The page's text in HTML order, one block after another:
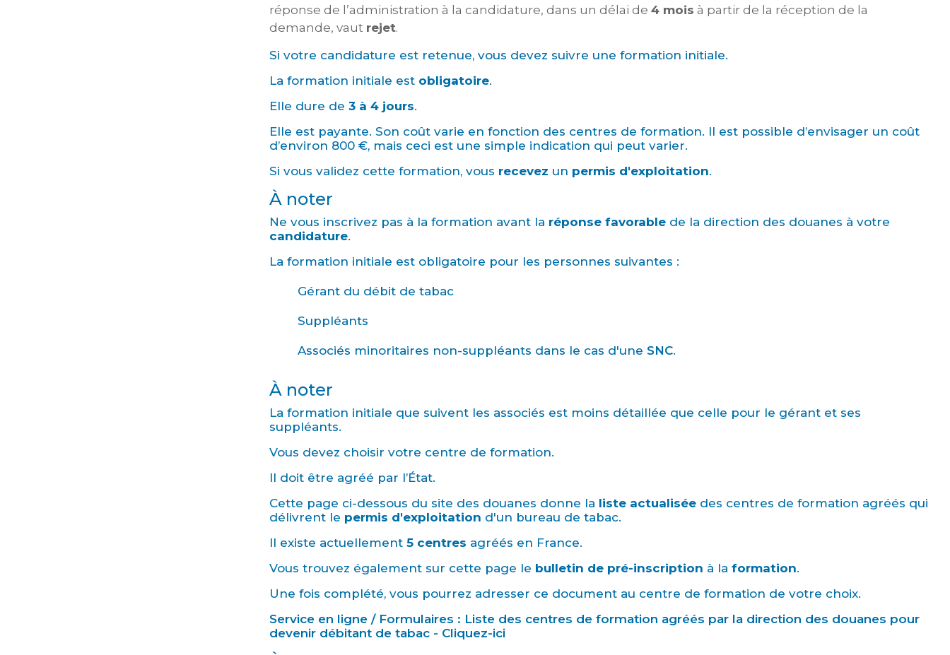
réponse de l’administration à la candidature, dans un délai de4 mois à partir de la réception de la
demande, vaut rejet.
Si votre candidature est retenue, vous devez suivre une formation initiale.
La formation initiale est obligatoire.
Elle dure de3 à 4 jours.
Elle est payante. Son coût varie en fonction des centres de formation. Il est possible d’envisager un coût
d’environ 800 €, mais ceci est une simple indication qui peut varier.
Si vous validez cette formation, vous recevez un permis d'exploitation.
À noter
Ne vous inscrivez pas à la formation avant la réponse favorable de la direction des douanes à votre
candidature.
La formation initiale est obligatoire pour les personnes suivantes :
Gérant du débit de tabac
Suppléants
Associés minoritaires non-suppléants dans le cas d'une SNC.
À noter
La formation initiale que suivent les associés est moins détaillée que celle pour le gérant et ses
suppléants.
Vous devez choisir votre centre de formation.
Il doit être agréé par l’État.
Cette page ci-dessous du site des douanes donne la liste actualisée des centres de formation agréés qui
délivrent le permis d'exploitation d'un bureau de tabac.
Il existe actuellement5 centres agréés en France.
Vous trouvez également sur cette page le bulletin de pré-inscription à laformation.
Une fois complété, vous pourrez adresser ce document au centre de formation de votre choix.
Service en ligne / Formulaires : Liste des centres de formation agréés par la direction des douanes pour
devenir débitant de tabac - Cliquez-ici